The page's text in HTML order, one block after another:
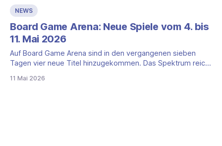
NEWS
Board Game Arena: Neue Spiele vom 4. bis
11. Mai 2026
Auf Board Game Arena sind in den vergangenen sieben
Tagen vier neue Titel hinzugekommen. Das Spektrum reicht
Kartenlegespiel um die Mehrheit auf einer Pyramide bis hin
11 Mai 2026